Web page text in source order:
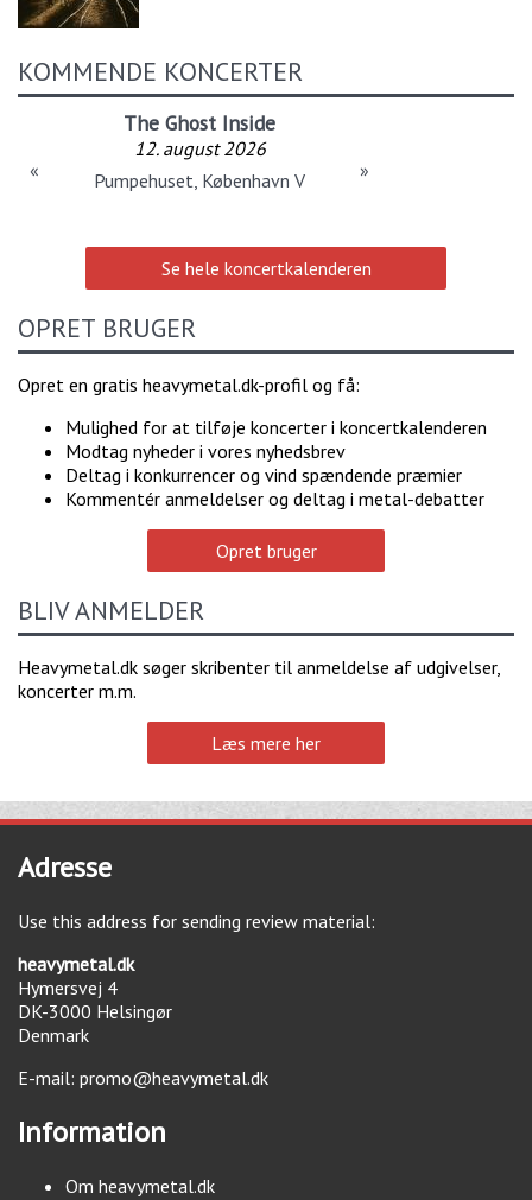
KOMMENDE KONCERTER
The Ghost Inside
12. august 2026
Pumpehuset, København V
« »
Se hele koncertkalenderen
OPRET BRUGER
Opret en gratis heavymetal.dk-profil og få:
Mulighed for at tilføje koncerter i koncertkalenderen
Modtag nyheder i vores nyhedsbrev
Deltag i konkurrencer og vind spændende præmier
Kommentér anmeldelser og deltag i metal-debatter
Opret bruger
BLIV ANMELDER
Heavymetal.dk søger skribenter til anmeldelse af udgivelser,
koncerter m.m.
Læs mere her
Adresse
Use this address for sending review material:
heavymetal.dk
Hymersvej 4
DK-3000 Helsingør
Denmark
E-mail: promo@heavymetal.dk
Information
Om heavymetal.dk